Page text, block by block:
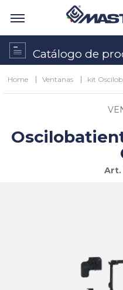
Catálogo de
Home Ventanas kit
Art.